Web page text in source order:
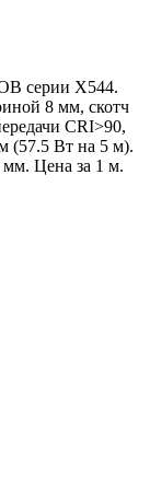
серии X544.
8 мм, скотч
CRI>90,
(57.5 Вт на 5 м).
Цена за 1 м.